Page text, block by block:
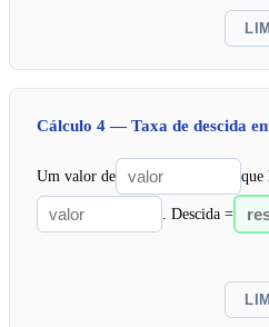
Cálculo 4 — Taxa de descida
Um valor de que
. Descida =